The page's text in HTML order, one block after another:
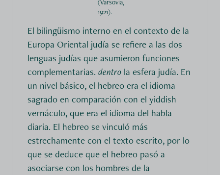
(Varsovia,
1921).
El bilingüismo interno en el contexto de la
Europa Oriental judía se refiere a las dos
lenguas judías que asumieron funciones
complementarias.dentro la esfera judía. En
un nivel básico, el hebreo era el idioma
sagrado en comparación con el yiddish
vernáculo, que era el idioma del habla
diaria. El hebreo se vinculó más
estrechamente con el texto escrito, por lo
que se deduce que el hebreo pasó a
asociarse con los hombres de la